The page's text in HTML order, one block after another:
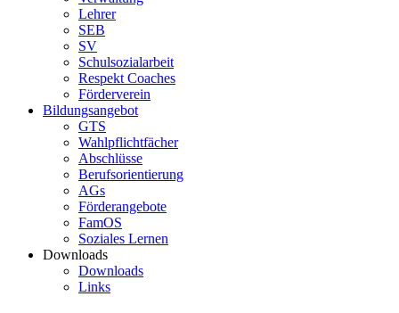
Lehrer
SEB
SV
Schulsozialarbeit
Respekt Coaches
Förderverein
Bildungsangebot
GTS
Wahlpflichtfächer
Abschlüsse
Berufsorientierung
AGs
Förderangebote
FamOS
Soziales Lernen
Downloads
Downloads
Links